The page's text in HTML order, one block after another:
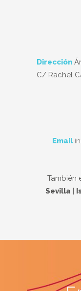
Dirección
C/ Rachel
Email
También
Sevilla |